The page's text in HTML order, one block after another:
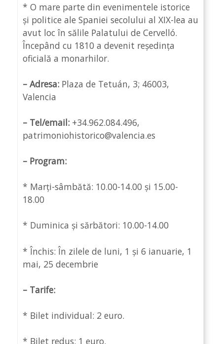
* O mare parte din evenimentele istorice
și politice ale Spaniei secolului al XIX-lea au
avut loc în sălile Palatului de Cervelló.
Începând cu 1810 a devenit reședința
oficială a monarhilor.
– Adresa: Plaza de Tetuán, 3; 46003,
Valencia
– Tel/email: +34.962.084.496,
patrimoniohistorico@valencia.es
– Program:
* Marți-sâmbătă: 10.00-14.00 și 15.00-
18.00
* Duminica și sărbători: 10.00-14.00
* Închis: În zilele de luni, 1 și 6 ianuarie, 1
mai, 25 decembrie
– Tarife:
* Bilet individual: 2 euro.
* Bilet redus: 1 euro.